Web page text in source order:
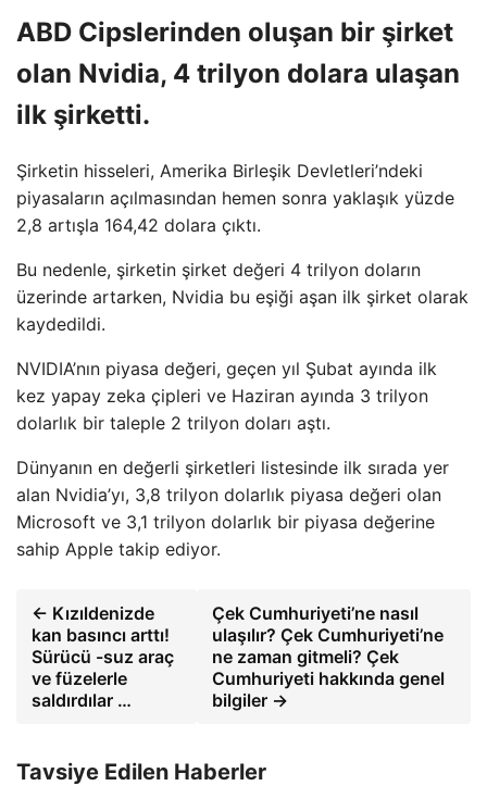
ABD Cipslerinden oluşan bir şirket
olan Nvidia, 4 trilyon dolara ulaşan
ilk şirketti.
Şirketin hisseleri, Amerika Birleşik Devletleri’ndeki
piyasaların açılmasından hemen sonra yaklaşık yüzde
2,8 artışla 164,42 dolara çıktı.
Bu nedenle, şirketin şirket değeri 4 trilyon doların
üzerinde artarken, Nvidia bu eşiği aşan ilk şirket olarak
kaydedildi.
NVIDIA’nın piyasa değeri, geçen yıl Şubat ayında ilk
kez yapay zeka çipleri ve Haziran ayında 3 trilyon
dolarlık bir taleple 2 trilyon doları aştı.
Dünyanın en değerli şirketleri listesinde ilk sırada yer
alan Nvidia’yı, 3,8 trilyon dolarlık piyasa değeri olan
Microsoft ve 3,1 trilyon dolarlık bir piyasa değerine
sahip Apple takip ediyor.
← Kızıldenizde
kan basıncı arttı!
Sürücü -suz araç
ve füzelerle
saldırdılar …
Çek Cumhuriyeti’ne nasıl
ulaşılır? Çek Cumhuriyeti’ne
ne zaman gitmeli? Çek
Cumhuriyeti hakkında genel
bilgiler →
Tavsiye Edilen Haberler